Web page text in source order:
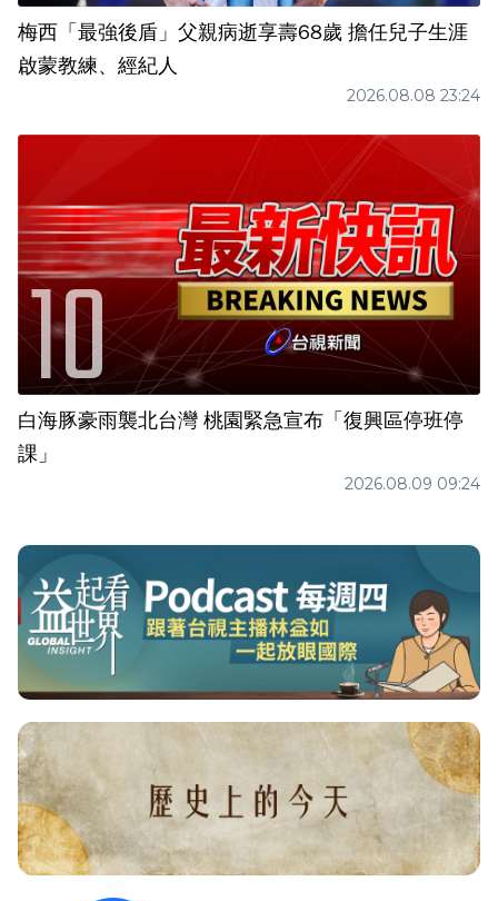
梅西「最強後盾」父親病逝享壽68歲 擔任兒子生涯
啟蒙教練、經紀人
2026.08.08 23:24
白海豚豪雨襲北台灣 桃園緊急宣布「復興區停班停
課」
2026.08.09 09:24